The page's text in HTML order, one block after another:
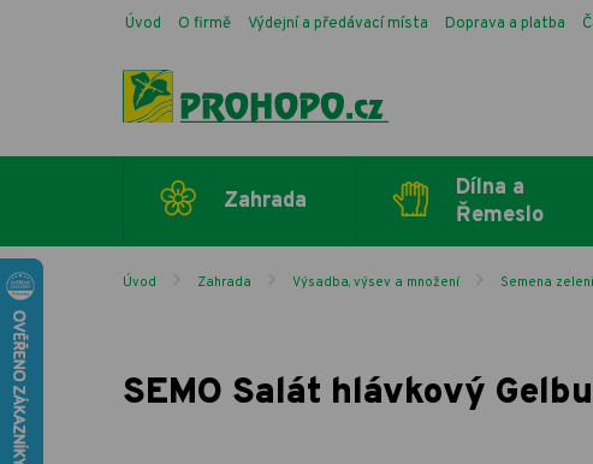
Úvod O firmě Výdejní a předávací místa Doprava a platba
Zahrada
Dílna a
Řemeslo
Úvod Zahrada Výsadba, výsev a množení Semena
SEMO Salát hlávkový